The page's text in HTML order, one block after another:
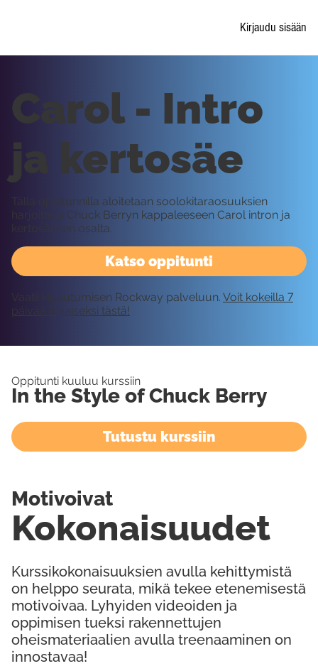
Kirjaudu sisään
Katso oppitunti
Carol - Intro
ja kertosäe
Tällä oppitunnilla aloitetaan soolokitaraosuuksien
harjoittelu Chuck Berryn kappaleeseen Carol intron ja
kertosäkeen osalta.
Vaatii kirjautumisen Rockway palveluun. Voit kokeilla 7
päivää ilmaiseksi tästä!
Oppitunti kuuluu kurssiin
In the Style of Chuck Berry
Tutustu kurssiin
Kurssikokonaisuuksien avulla kehittymistä
on helppo seurata, mikä tekee etenemisestä
motivoivaa. Lyhyiden videoiden ja
oppimisen tueksi rakennettujen
oheismateriaalien avulla treenaaminen on
innostavaa!
Kokonaisuudet
Motivoivat